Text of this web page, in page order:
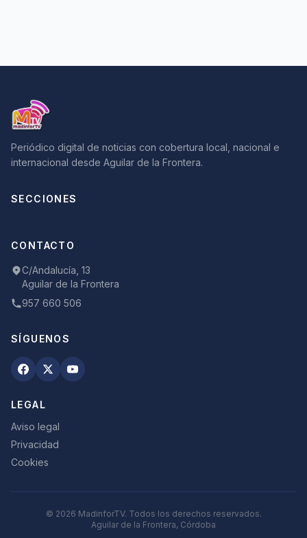
Periódico digital de noticias con cobertura local, nacional e
internacional desde Aguilar de la Frontera.
SECCIONES
CONTACTO
C/Andalucía, 13
Aguilar de la Frontera
957 660 506
SÍGUENOS
LEGAL
Aviso legal
Privacidad
Cookies
© 2026 MadinforTV. Todos los derechos reservados.
Aguilar de la Frontera, Córdoba